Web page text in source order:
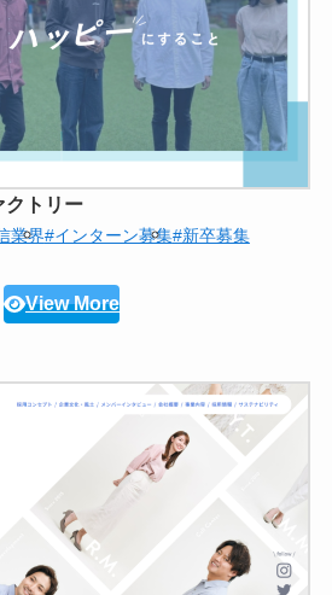
クトリー
業界#インターン募集#新卒募集
View More